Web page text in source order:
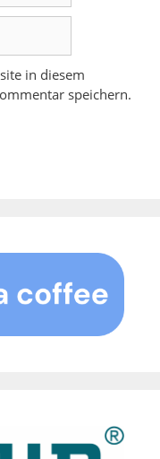
in diesem
speichern.